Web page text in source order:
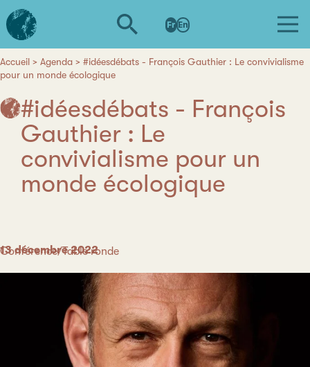
Aller
au
contenu
L'institut
d'études
avancées
de
Nantes
Fr En
Fil
d'Ariane
Accueil Agenda
#idéesdébats - François Gauthier : Le convivialisme
pour un monde écologique
#idéesdébats - François
Gauthier : Le
convivialisme pour un
monde écologique
Date
13 décembre 2022
Catégorie
Conférence/Table ronde